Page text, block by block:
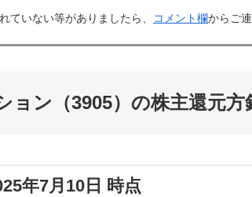
ていない等がありましたら、
コメント欄からご
ョン（3905）の株主還元方
年7月10日 時点